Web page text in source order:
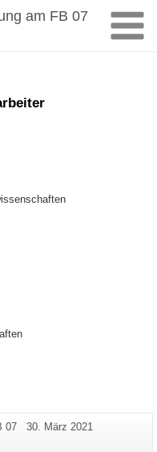
am FB 07
07
Letzte
30. März 2021